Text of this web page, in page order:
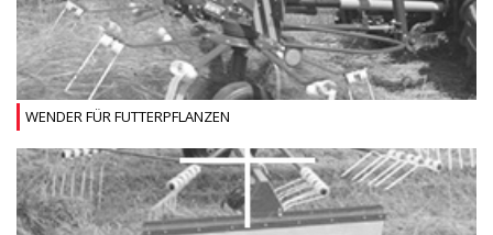
WENDER FÜR FUTTERPFLANZEN